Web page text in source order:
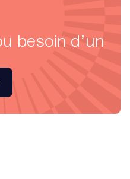
besoin d’un